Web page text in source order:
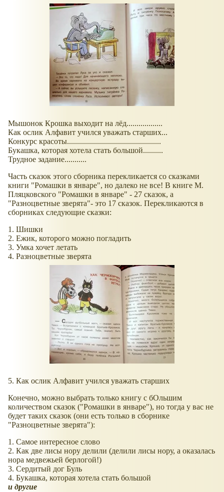
Мышонок Крошка выходит на лёд..................
Как ослик Алфавит учился уважать старших...
Конкурс красоты...............................................
Букашка, которая хотела стать большой..........
Трудное задание...........
Часть сказок этого сборника перекликается со сказками
книги "Ромашки в январе", но далеко не все! В книге М.
Пляцковского "Ромашки в январе" - 27 сказок, а
"Разноцветные зверята"- это 17 сказок. Перекликаются в
сборниках следующие сказки:
1. Шишки
2. Ежик, которого можно погладить
3. Умка хочет летать
4. Разноцветные зверята
5. Как ослик Алфавит учился уважать старших
Конечно, можно выбрать только книгу с бОльшим
количеством сказок ("Ромашки в январе"), но тогда у вас не
будет таких сказок (они есть только в сборнике
"Разноцветные зверята"):
1. Самое интересное слово
2. Как две лисы нору делили (делили лисы нору, а оказалась
нора медвежьей берлогой!)
3. Сердитый дог Буль
4. Букашка, которая хотела стать большой
и другие